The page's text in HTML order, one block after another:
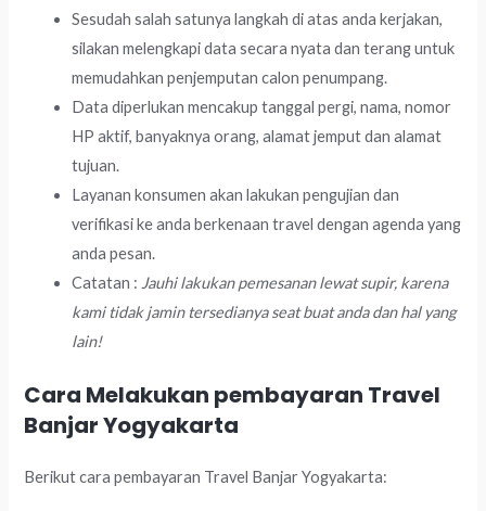
Sesudah salah satunya langkah di atas anda kerjakan,
silakan melengkapi data secara nyata dan terang untuk
memudahkan penjemputan calon penumpang.
Data diperlukan mencakup tanggal pergi, nama, nomor
HP aktif, banyaknya orang, alamat jemput dan alamat
tujuan.
Layanan konsumen akan lakukan pengujian dan
verifikasi ke anda berkenaan travel dengan agenda yang
anda pesan.
Catatan : Jauhi lakukan pemesanan lewat supir, karena
kami tidak jamin tersedianya seat buat anda dan hal yang
lain!
Cara Melakukan pembayaran Travel
Banjar Yogyakarta
Berikut cara pembayaran Travel Banjar Yogyakarta: